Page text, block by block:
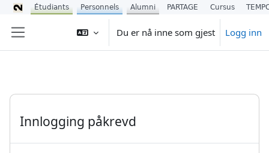
Du er nå inne som gjest Logg inn
Innlogging påkrevd
Étudiants Personnels Alumni PARTAGE Cursus